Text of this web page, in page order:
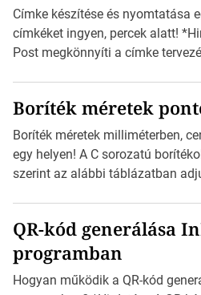
Címke készítése és nyomtatása
címkéket ingyen, percek alatt!
Post megkönnyíti a címke
igazán foroghatnak a kreatív
zajlik a saját címke készítése.
Válasszon méretet és alakot:
méretét. Akár néhány […]
Boríték méretek
Boríték méretek milliméterben,
egy helyen! A C sorozatú
szerint az alábbi táblázatban
mutatja az A4-es papírlaphoz
észak-amerikai boríték méretére
vonatkozik. Boríték méretének
QR-kód generálása
programban
Hogyan működik a QR-kód